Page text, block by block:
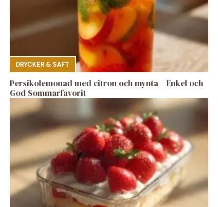
DRYCKER & SAFT
Persikolemonad med citron och mynta – Enkel och
God Sommarfavorit